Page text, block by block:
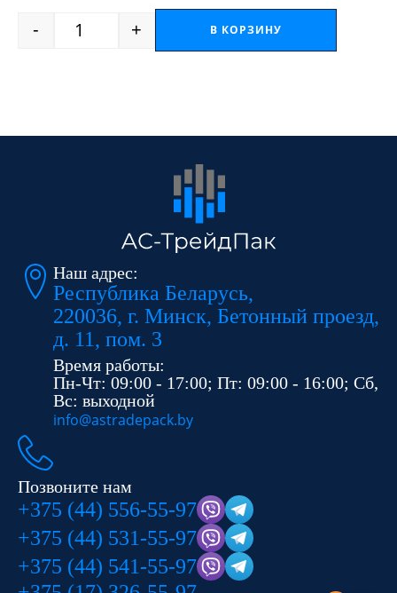
- + В КОРЗИНУ
Наш адрес:
Республика Беларусь,
220036, г. Минск, Бетонный проезд,
д. 11, пом. 3
Время работы:
Пн-Чт: 09:00 - 17:00; Пт: 09:00 - 16:00; Сб,
Вс: выходной
info@astradepack.by
Позвоните нам
+375 (44) 556-55-97
+375 (44) 531-55-97
+375 (44) 541-55-97